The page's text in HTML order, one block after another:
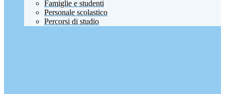
Famiglie e studenti
Personale scolastico
Percorsi di studio